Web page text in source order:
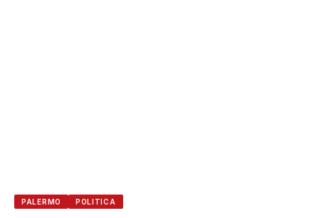
PALERMO POLITICA